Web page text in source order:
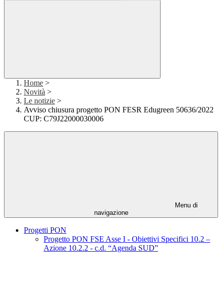
Home >
Novità >
Le notizie >
Avviso chiusura progetto PON FESR Edugreen 50636/2022
CUP: C79J22000030006
Menu di
navigazione
Progetti PON
Progetto PON FSE Asse I - Obiettivi Specifici 10.2 –
Azione 10.2.2 - c.d. “Agenda SUD”